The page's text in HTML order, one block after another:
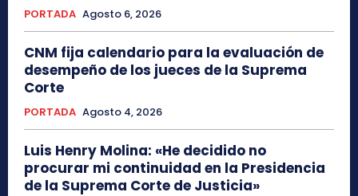
PORTADA Agosto 6, 2026
CNM fija calendario para la evaluación de
desempeño de los jueces de la Suprema
Corte
PORTADA Agosto 4, 2026
Luis Henry Molina: «He decidido no
procurar mi continuidad en la Presidencia
de la Suprema Corte de Justicia»